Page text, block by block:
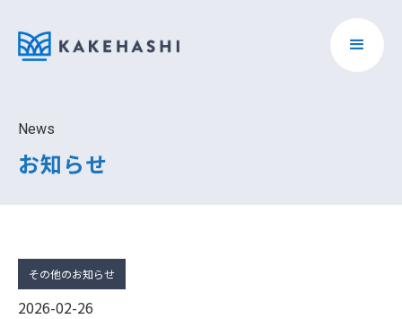
News
お知らせ
その他のお知らせ
2026-02-26